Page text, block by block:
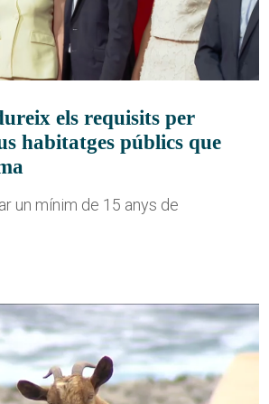
els requisits per
habitatges públics que
un mínim de 15 anys de